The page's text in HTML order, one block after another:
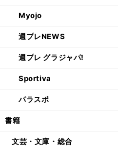
Myojo
週プレNEWS
週プレ グラジャパ!
Sportiva
パラスポ
書籍
文芸・文庫・総合